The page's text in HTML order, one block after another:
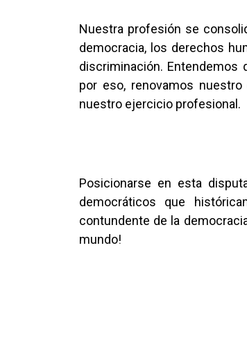
Nuestra profesión se
democracia, los derechos
discriminación. Entendemos
por eso, renovamos
nuestro ejercicio profesional.
Posicionarse en esta
democráticos que
contundente de la
mundo!